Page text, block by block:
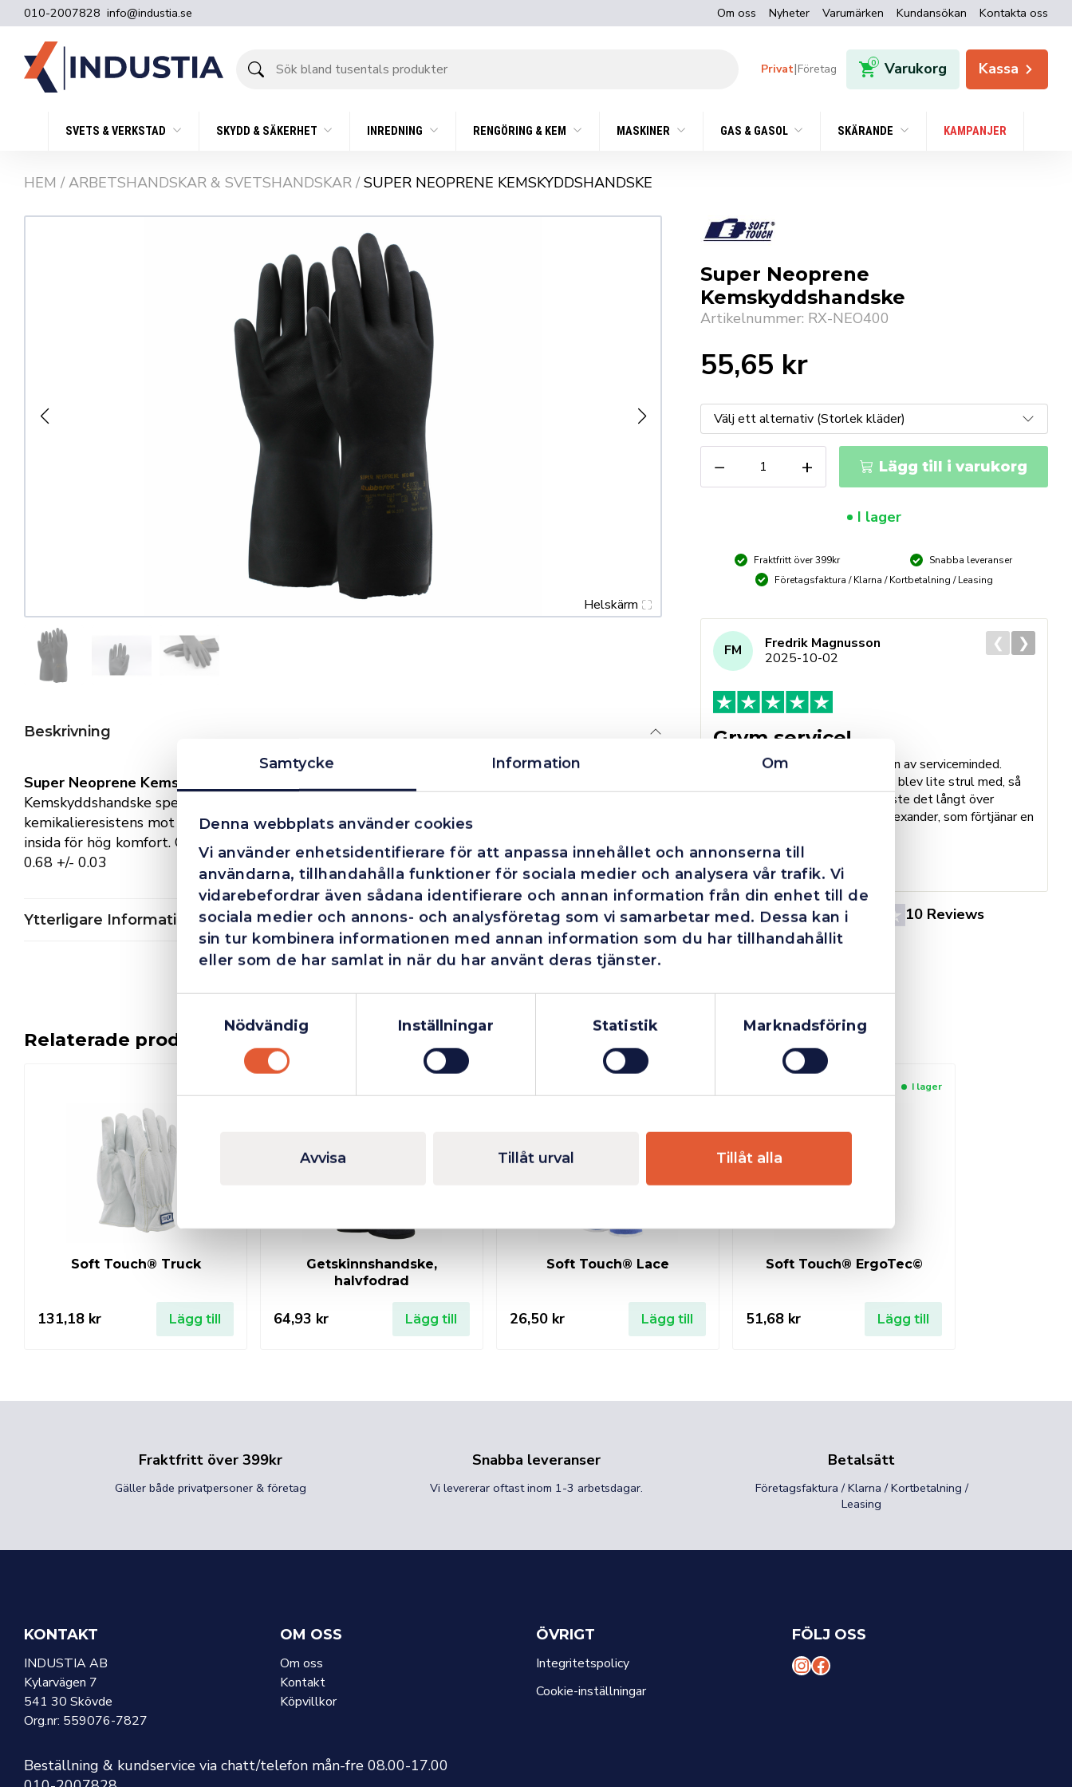
Samtycke Information Om
Denna webbplats använder cookies
Vi använder enhetsidentifierare för att anpassa innehållet och annonserna till
användarna, tillhandahålla funktioner för sociala medier och analysera vår trafik. Vi
vidarebefordrar även sådana identifierare och annan information från din enhet till de
sociala medier och annons- och analysföretag som vi samarbetar med. Dessa kan i
sin tur kombinera informationen med annan information som du har tillhandahållit
eller som de har samlat in när du har använt deras tjänster.
Nödvändig
Inställningar Statistik Marknadsföring
Avvisa Tillåt urval Tillåt alla
010-2007828 info@industia.se Om oss Nyheter Varumärken Kundansökan Kontakta oss
bland
Privat|Företag 0 Varukorg Kassa
SVETS & VERKSTAD SKYDD & SÄKERHET INREDNING RENGÖRING & KEM MASKINER GAS & GASOL SKÄRANDE KAMPANJER
HEM / ARBETSHANDSKAR & SVETSHANDSKAR / SUPER NEOPRENE KEMSKYDDSHANDSKE
Helskärm
Super Neoprene
Kemskyddshandske
Artikelnummer: RX-NEO400
55,65 kr
−
Neoprene
Kemskyddshandske
+ Lägg till i varukorg
I lager
Fraktfritt över 399kr
Snabba leveranser
Företagsfaktura / Klarna / Kortbetalning / Leasing
4.4 10 Reviews
FM
Fredrik Magnusson
2025-10-02
Grym service!
Dom här grabbarna är definitionen av serviceminded.
Trots en billigare order, som det blev lite strul med, så
agerade dom blixtsnabbt och löste det långt över
förväntan. Hade kontakt med Alexander, som förtjänar en
❮ ❯
Beskrivning
Super Neoprene Kemskyddshandske
Kemskyddshandske speciellt anpassad för industribruk i neoprengummi. Utmärkt slitstyrka och
kemikalieresistens mot de flesta lösningsmedel, mildare syror, oljor och fetter. Bomullsflossad
insida för hög komfort. Godkänd för livsmedelshantering. Längd (mm): 330 +/- 10, Tjocklek (mm):
0.68 +/- 0.03
Ytterligare Information
Relaterade produkter
Soft Touch® Truck
131,18 kr Lägg till
Getskinnshandske,
halvfodrad
64,93 kr Lägg till
Soft Touch® Lace
26,50 kr Lägg till
I lager
Soft Touch® ErgoTec©
51,68 kr Lägg till
Fraktfritt över 399kr
Gäller både privatpersoner & företag
Snabba leveranser
Vi levererar oftast inom 1-3 arbetsdagar.
Betalsätt
Företagsfaktura / Klarna / Kortbetalning /
Leasing
KONTAKT
INDUSTIA AB
Kylarvägen 7
541 30 Skövde
Org.nr: 559076-7827
OM OSS
Om oss
Kontakt
Köpvillkor
ÖVRIGT
Integritetspolicy
Cookie-inställningar
FÖLJ OSS
I F
Beställning & kundservice via chatt/telefon mån-fre 08.00-17.00